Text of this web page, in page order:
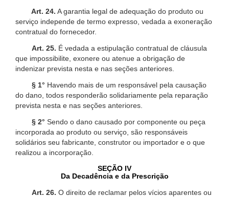
Art. 24. A garantia legal de adequação do produto ou
serviço independe de termo expresso, vedada a exoneração
contratual do fornecedor.
Art. 25. É vedada a estipulação contratual de cláusula
que impossibilite, exonere ou atenue a obrigação de
indenizar prevista nesta e nas seções anteriores.
§ 1° Havendo mais de um responsável pela causação
do dano, todos responderão solidariamente pela reparação
prevista nesta e nas seções anteriores.
§ 2° Sendo o dano causado por componente ou peça
incorporada ao produto ou serviço, são responsáveis
solidários seu fabricante, construtor ou importador e o que
realizou a incorporação.
SEÇÃO IV
Da Decadência e da Prescrição
Art. 26. O direito de reclamar pelos vícios aparentes ou